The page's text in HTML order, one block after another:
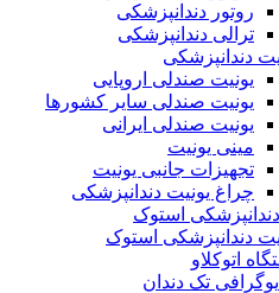
روتور دندانپزشکی
ترالی دندانپزشکی
دندانپزشکی
یونیت صندلی اروپایی
یونیت صندلی سایر کشورها
یونیت صندلی ایرانی
مینی یونیت
تجهیزات جانبی یونیت
چراغ یونیت دندانپزشکی
استوک
دندانپزشکی استوک
اتوکلاو
تک دندان